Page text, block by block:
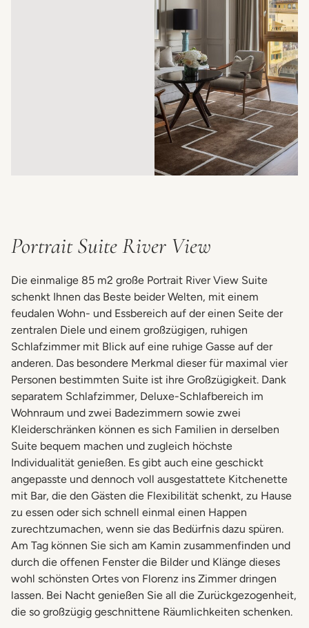
Portrait Suite River View
Die einmalige 85 m2 große Portrait River View Suite
schenkt Ihnen das Beste beider Welten, mit einem
feudalen Wohn- und Essbereich auf der einen Seite der
zentralen Diele und einem großzügigen, ruhigen
Schlafzimmer mit Blick auf eine ruhige Gasse auf der
anderen. Das besondere Merkmal dieser für maximal vier
Personen bestimmten Suite ist ihre Großzügigkeit. Dank
separatem Schlafzimmer, Deluxe-Schlafbereich im
Wohnraum und zwei Badezimmern sowie zwei
Kleiderschränken können es sich Familien in derselben
Suite bequem machen und zugleich höchste
Individualität genießen. Es gibt auch eine geschickt
angepasste und dennoch voll ausgestattete Kitchenette
mit Bar, die den Gästen die Flexibilität schenkt, zu Hause
zu essen oder sich schnell einmal einen Happen
zurechtzumachen, wenn sie das Bedürfnis dazu spüren.
Am Tag können Sie sich am Kamin zusammenfinden und
durch die offenen Fenster die Bilder und Klänge dieses
wohl schönsten Ortes von Florenz ins Zimmer dringen
lassen. Bei Nacht genießen Sie all die Zurückgezogenheit,
die so großzügig geschnittene Räumlichkeiten schenken.